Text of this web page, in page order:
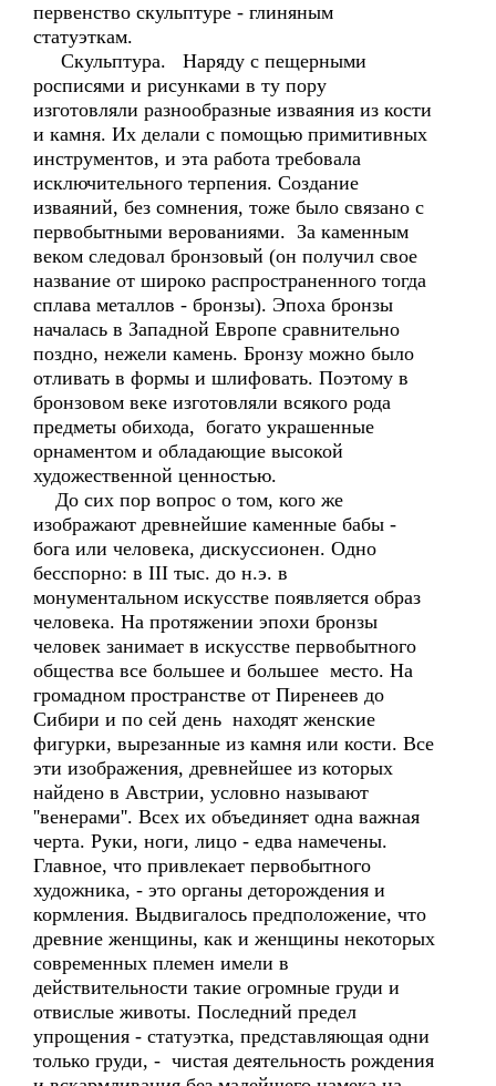
первенство скульптуре - глиняным
статуэткам.
Скульптура. Наряду с пещерными
росписями и рисунками в ту пору
изготовляли разнообразные изваяния из кости
и камня. Их делали с помощью примитивных
инструментов, и эта работа требовала
исключительного терпения. Создание
изваяний, без сомнения, тоже было связано с
первобытными верованиями. За каменным
веком следовал бронзовый (он получил свое
название от широко распространенного тогда
сплава металлов - бронзы). Эпоха бронзы
началась в Западной Европе сравнительно
поздно, нежели камень. Бронзу можно было
отливать в формы и шлифовать. Поэтому в
бронзовом веке изготовляли всякого рода
предметы обихода, богато украшенные
орнаментом и обладающие высокой
художественной ценностью.
До сих пор вопрос о том, кого же
изображают древнейшие каменные бабы -
бога или человека, дискуссионен. Одно
бесспорно: в III тыс. до н.э. в
монументальном искусстве появляется образ
человека. На протяжении эпохи бронзы
человек занимает в искусстве первобытного
общества все большее и большее место. На
громадном пространстве от Пиренеев до
Сибири и по сей день находят женские
фигурки, вырезанные из камня или кости. Все
эти изображения, древнейшее из которых
найдено в Австрии, условно называют
''венерами''. Всех их объединяет одна важная
черта. Руки, ноги, лицо - едва намечены.
Главное, что привлекает первобытного
художника, - это органы деторождения и
кормления. Выдвигалось предположение, что
древние женщины, как и женщины некоторых
современных племен имели в
действительности такие огромные груди и
отвислые животы. Последний предел
упрощения - статуэтка, представляющая одни
только груди, - чистая деятельность рождения